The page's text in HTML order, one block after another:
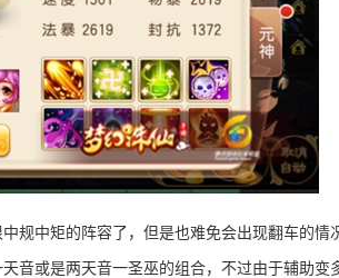
规中矩的阵容了，但是也难免会出现翻车的情
音或是两天音一圣巫的组合，不过由于辅助变